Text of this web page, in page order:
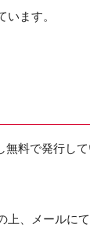
ます。
無料で発行して
上、メールに